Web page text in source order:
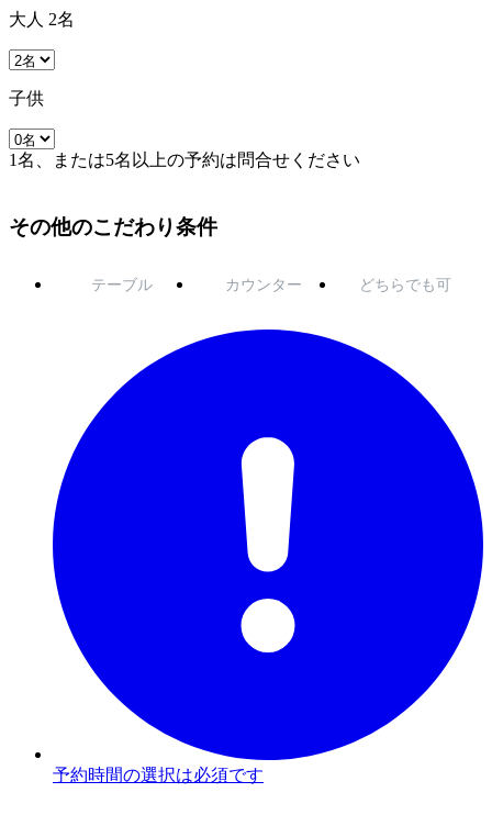
大人 2名
子供
1名、または5名以上の予約は問合せください
その他のこだわり条件
テーブル カウンター どちらでも可
予約時間の選択は必須です